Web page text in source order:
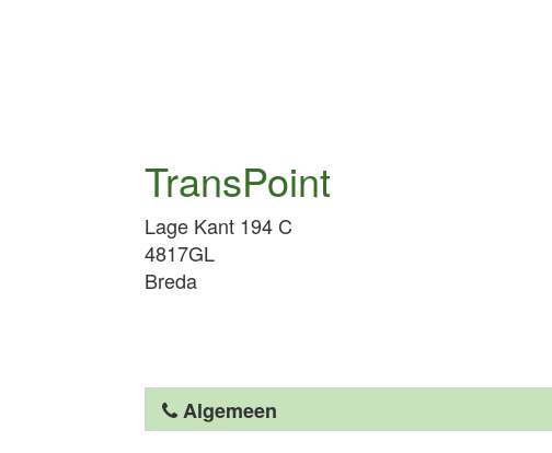
TransPoint
Lage Kant 194 C
4817GL
Breda
Algemeen